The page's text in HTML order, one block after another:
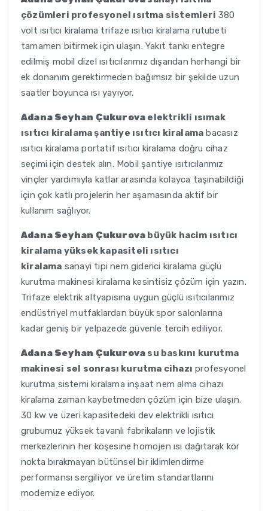
çözümleri profesyonel ısıtma sistemleri 380
volt ısıtıcı kiralama trifaze ısıtıcı kiralama rutubeti
tamamen bitirmek için ulaşın. Yakıt tankı entegre
edilmiş mobil dizel ısıtıcılarımız dışarıdan herhangi bir
ek donanım gerektirmeden bağımsız bir şekilde uzun
saatler boyunca ısı yayıyor.
Adana Seyhan Çukurova elektrikli ısımak
ısıtıcı kiralama şantiye ısıtıcı kiralama bacasız
ısıtıcı kiralama portatif ısıtıcı kiralama doğru cihaz
seçimi için destek alın. Mobil şantiye ısıtıcılarımız
vinçler yardımıyla katlar arasında kolayca taşınabildiği
için çok katlı projelerin her aşamasında aktif bir
kullanım sağlıyor.
Adana Seyhan Çukurova büyük hacim ısıtıcı
kiralama yüksek kapasiteli ısıtıcı
kiralama sanayi tipi nem giderici kiralama güçlü
kurutma makinesi kiralama kesintisiz çözüm için yazın.
Trifaze elektrik altyapısına uygun güçlü ısıtıcılarımız
endüstriyel mutfaklardan büyük spor salonlarına
kadar geniş bir yelpazede güvenle tercih ediliyor.
Adana Seyhan Çukurova su baskını kurutma
makinesi sel sonrası kurutma cihazı profesyonel
kurutma sistemi kiralama inşaat nem alma cihazı
kiralama zaman kaybetmeden çözüm için bize ulaşın.
30 kw ve üzeri kapasitedeki dev elektrikli ısıtıcı
grubumuz yüksek tavanlı fabrikaların ve lojistik
merkezlerinin her köşesine homojen ısı dağıtarak kör
nokta bırakmayan bütünsel bir iklimlendirme
performansı sergiliyor ve üretim standartlarını
modernize ediyor.